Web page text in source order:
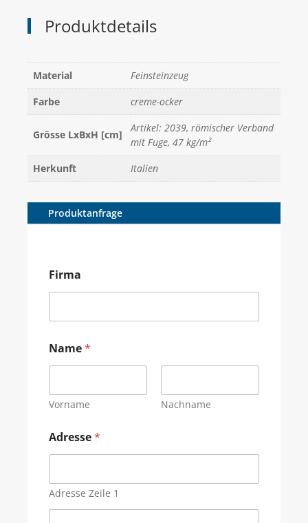
Produktdetails
Material
Feinsteinzeug
Farbe
creme-ocker
Grösse LxBxH [cm]
Artikel: 2039, römischer Verband
mit Fuge, 47 kg/m²
Herkunft
Italien
Produktanfrage
Firma
Name*
Vorname Nachname
Adresse*
Adresse Zeile 1